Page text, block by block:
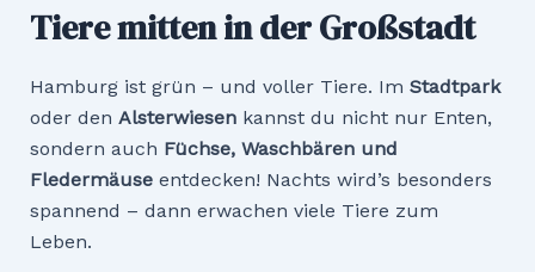
Tiere mitten in der Großstadt
Hamburg ist grün – und voller Tiere. Im Stadtpark
oder den Alsterwiesenkannst du nicht nur Enten,
sondern auch Füchse, Waschbären und
Fledermäuseentdecken! Nachts wird’s besonders
spannend – dann erwachen viele Tiere zum
Leben.